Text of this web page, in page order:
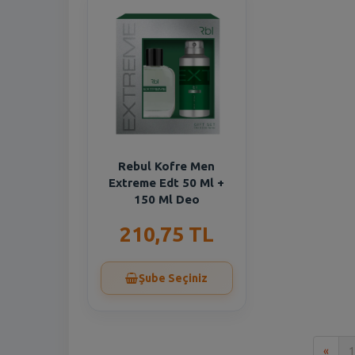
Rebul Kofre Men
Extreme Edt 50 Ml +
150 Ml Deo
210,75 TL
Şube Seçiniz
« 1